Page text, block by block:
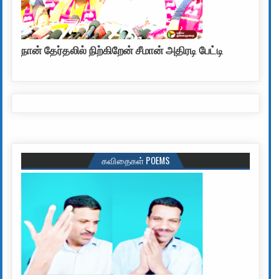
நான் தேர்தலில் நிற்கிறேன் சீமான் அதிரடி பேட்டி
கவிதைகள் POEMS